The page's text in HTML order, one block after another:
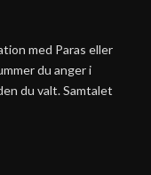
med Paras eller
du anger i
du valt. Samtalet